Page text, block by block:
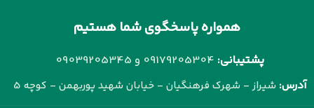
همواره پاسخگوی شما هستیم
پشتیبانی: 09179205304 و 09039205345
آدرس: شیراز - شهرک فرهنگیان - خیابان شهید پوربهمن - کوچه 5